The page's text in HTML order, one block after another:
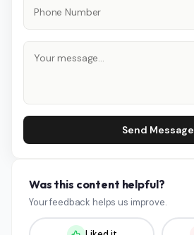
Send Message
Was this content helpful?
Your feedback helps us improve.